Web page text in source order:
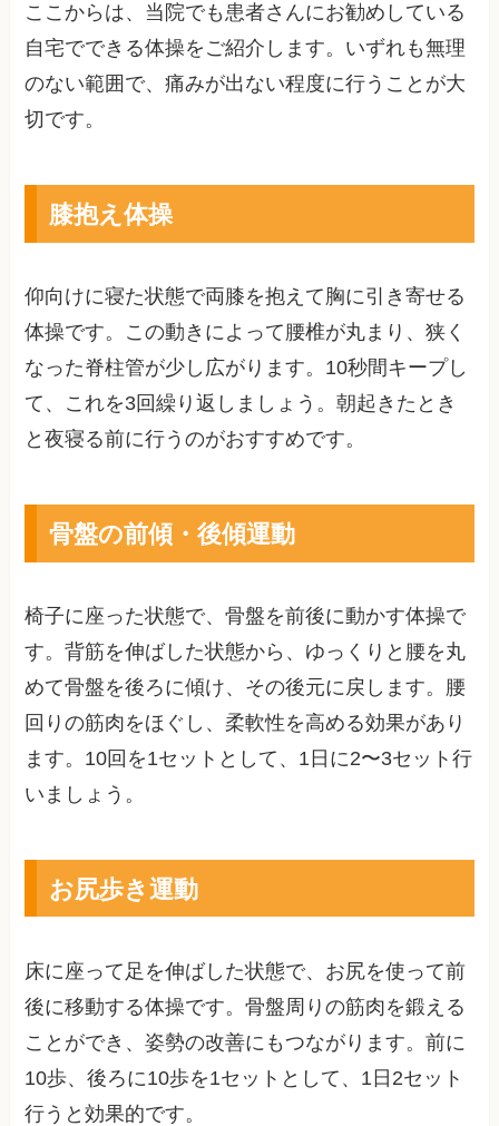
ここからは、当院でも患者さんにお勧めしている
自宅でできる体操をご紹介します。いずれも無理
のない範囲で、痛みが出ない程度に行うことが大
切です。
膝抱え体操
仰向けに寝た状態で両膝を抱えて胸に引き寄せる
体操です。この動きによって腰椎が丸まり、狭く
なった脊柱管が少し広がります。10秒間キープし
て、これを3回繰り返しましょう。朝起きたとき
と夜寝る前に行うのがおすすめです。
骨盤の前傾・後傾運動
椅子に座った状態で、骨盤を前後に動かす体操で
す。背筋を伸ばした状態から、ゆっくりと腰を丸
めて骨盤を後ろに傾け、その後元に戻します。腰
回りの筋肉をほぐし、柔軟性を高める効果があり
ます。10回を1セットとして、1日に2〜3セット行
いましょう。
お尻歩き運動
床に座って足を伸ばした状態で、お尻を使って前
後に移動する体操です。骨盤周りの筋肉を鍛える
ことができ、姿勢の改善にもつながります。前に
10歩、後ろに10歩を1セットとして、1日2セット
行うと効果的です。